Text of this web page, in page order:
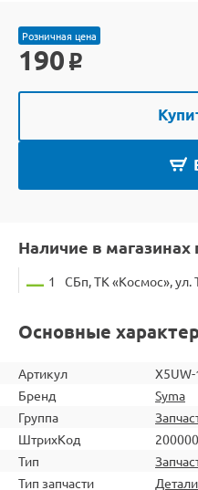
Розничная цена
190 o
Наличие в магазинах
1 СБп, ТК «Космос», ул.
Основные
Артикул
X5UW-
Бренд
Syma
Группа
ШтрихКод
Тип
Тип запчасти